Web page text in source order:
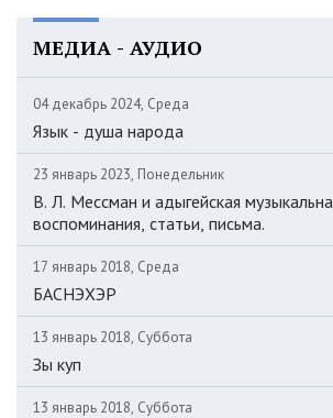
МЕДИА - АУДИО
04 декабрь 2024, Среда
Язык - душа народа
23 январь 2023, Понедельник
В. Л. Мессман и адыгейская
воспоминания, статьи, письма.
17 январь 2018, Среда
БАСНЭХЭР
13 январь 2018, Суббота
Зы куп
13 январь 2018, Суббота